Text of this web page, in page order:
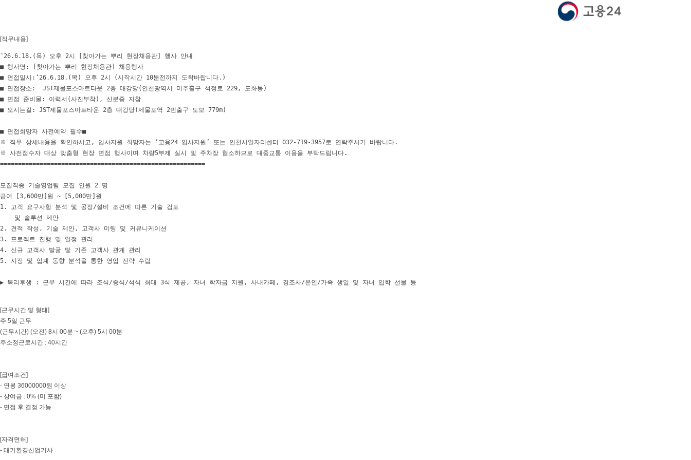
[직무내용]
‘26.6.18.(목) 오후 2시 [찾아가는 뿌리 현장채용관] 행사 안내
■ 행사명: [찾아가는 뿌리 현장채용관] 채용행사
■ 면접일시:‘26.6.18.(목) 오후 2시 (시작시간 10분전까지 도착바랍니다.)
■ 면접장소:  JST제물포스마트타운 2층 대강당(인천광역시 미추홀구 석정로 229, 도화동)
■ 면접 준비물: 이력서(사진부착), 신분증 지참
■ 오시는길: JST제물포스마트타운 2층 대강당(제물포역 2번출구 도보 779m)
■ 면접희망자 사전예약 필수■
※ 직무 상세내용을 확인하시고, 입사지원 희망자는 ‘고용24 입사지원’ 또는 인천시일자리센터 032-719-3957로 연락주시기 바랍니다.
※ 사전접수자 대상 맞춤형 현장 면접 행사이며 차량5부제 실시 및 주차장 협소하므로 대중교통 이용을 부탁드립니다.
=========================================================
모집직종 기술영업팀 모집 인원 2 명
급여 [3,600만]원 ~ [5,000만]원
1. 고객 요구사항 분석 및 공정/설비 조건에 따른 기술 검토
    및 솔루션 제안
2. 견적 작성, 기술 제안, 고객사 미팅 및 커뮤니케이션
3. 프로젝트 진행 및 일정 관리
4. 신규 고객사 발굴 및 기존 고객사 관계 관리
5. 시장 및 업계 동향 분석을 통한 영업 전략 수립
▶ 복리후생 : 근무 시간에 따라 조식/중식/석식 최대 3식 제공, 자녀 학자금 지원, 사내카페, 경조사/본인/가족 생일 및 자녀 입학 선물 등
[근무시간 및 형태]
주 5일 근무
(근무시간) (오전) 8시 00분 ~ (오후) 5시 00분
주소정근로시간 : 40시간
[급여조건]
- 연봉 36000000원 이상
- 상여금 : 0% (미 포함)
- 면접 후 결정 가능
[자격면허]
- 대기환경산업기사